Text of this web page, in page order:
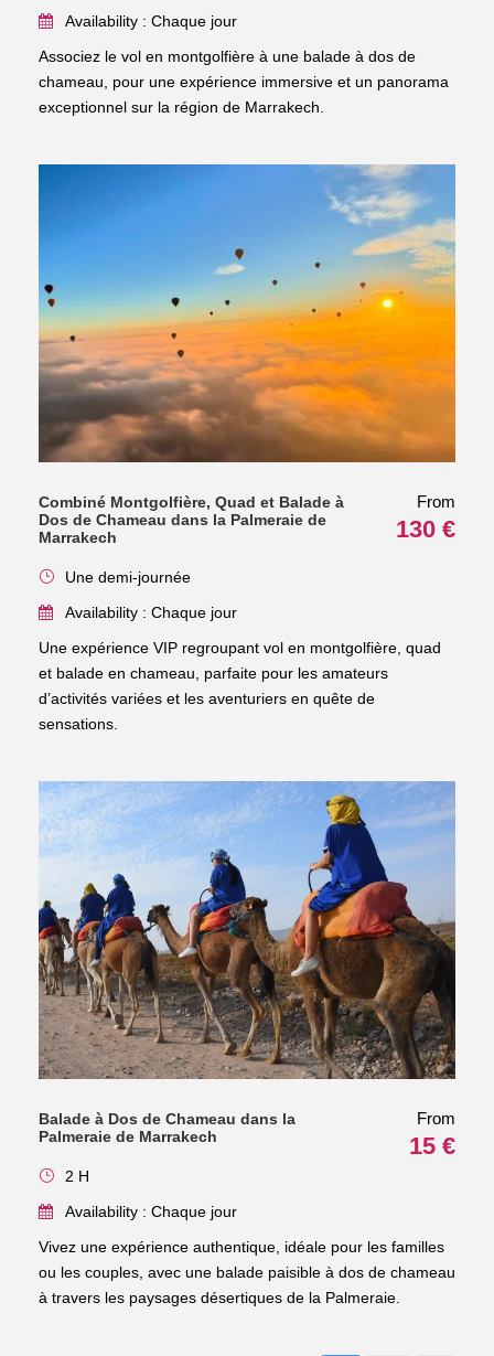
Availability : Chaque jour
Associez le vol en montgolfière à une balade à dos de
chameau, pour une expérience immersive et un panorama
exceptionnel sur la région de Marrakech.
Combiné Montgolfière, Quad et Balade à
Dos de Chameau dans la Palmeraie de
Marrakech
From
130 €
Une demi-journée
Availability : Chaque jour
Une expérience VIP regroupant vol en montgolfière, quad
et balade en chameau, parfaite pour les amateurs
d’activités variées et les aventuriers en quête de
sensations.
Balade à Dos de Chameau dans la
Palmeraie de Marrakech
From
15 €
2 H
Availability : Chaque jour
Vivez une expérience authentique, idéale pour les familles
ou les couples, avec une balade paisible à dos de chameau
à travers les paysages désertiques de la Palmeraie.